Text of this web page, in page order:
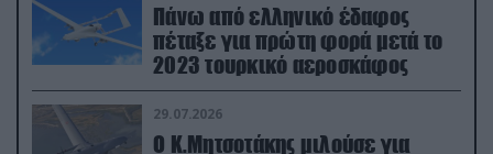
Πάνω από ελληνικό έδαφος
πέταξε για πρώτη φορά μετά το
2023 τουρκικό αεροσκάφος
29.07.2026
Ο Κ.Μητσοτάκης μιλούσε για